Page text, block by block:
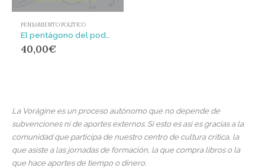
PENSAMIENTO POLÍTICO
40,00€
La Vorágine es un proceso autónomo que no depende de
subvenciones ni de aportes externos. Si esto es así es gracias a la
comunidad que participa de nuestro centro de cultura crítica, la
que asiste a las jornadas de formación, la que compra libros o la
que hace aportes de tiempo o dinero.